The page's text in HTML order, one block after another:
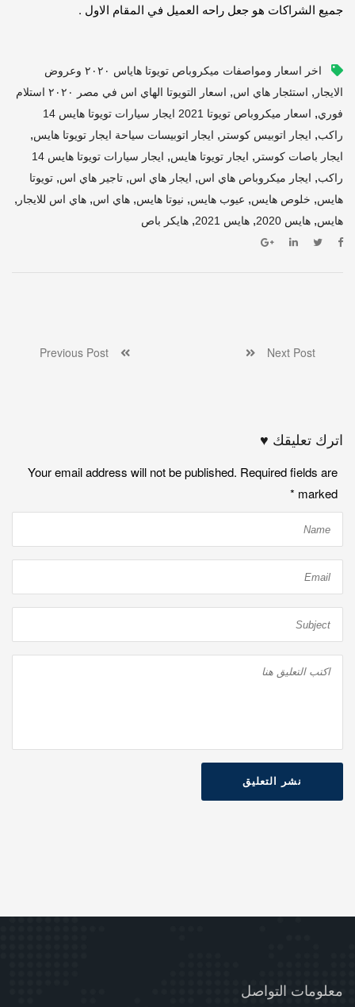
جميع الشراكات هو جعل راحه العميل في المقام الاول .
اخر اسعار ومواصفات ميكروباص تويوتا هاياس ٢٠٢٠ وعروض
الايجار , استئجار هاي اس,
اسعار التويوتا الهاي اس في مصر ٢٠٢٠ استلام
فوري,
اسعار ميكروباص تويوتا 2021 ايجار سيارات تويوتا هايس 14
راكب, ايجار اتوبيس كوستر , ايجار اتوبيسات سياحة ايجار تويوتا هايس,
ايجار باصات كوستر , ايجار تويوتا هايس,
ايجار سيارات تويوتا هايس 14
راكب, ايجار ميكروباص هاي اس, ايجار هاي اس, تاجير هاي اس, تويوتا
هايس, خلوص هايس, عيوب هايس, نيوتا هايس, هاي اس, هاي اس للايجار ,
هايس, هايس 2020 , هايس 2021 , هايكر باص
Next Post
اترك تعليقك ♥
Your email address will not be published. Required fields are
marked
*
نشر التعليق
معلومات التواصل